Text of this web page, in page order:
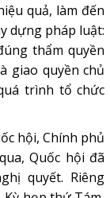
quả, làm đến
dựng pháp luật:
thẩm quyền
giao quyền chủ
trình tổ chức
hội, Chính phủ
Quốc hội đã
quyết. Riêng